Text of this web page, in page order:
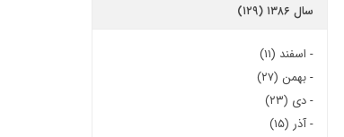
سال ۱۳۸۶ (۱۲۹)
- اسفند (۱۱)
-بهمن (۲۷)
-دی (۲۳)
-آذر (۱۵)